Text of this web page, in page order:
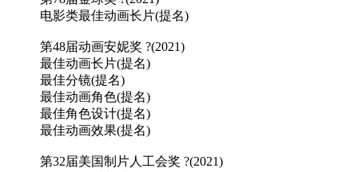
电影类最佳动画长片(提名)
第48届动画安妮奖 ?(2021)
最佳动画长片(提名)
最佳分镜(提名)
最佳动画角色(提名)
最佳角色设计(提名)
最佳动画效果(提名)
第32届美国制片人工会奖 ?(2021)